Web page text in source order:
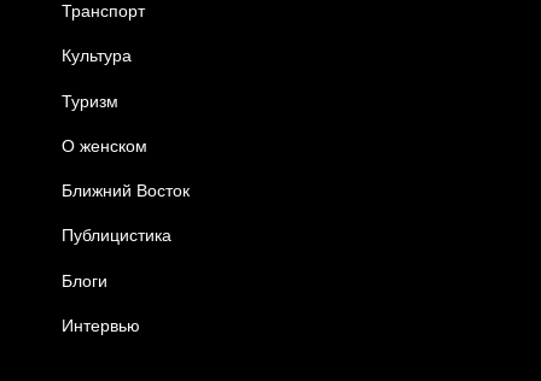
Транспорт
Культура
Туризм
О женском
Ближний Восток
Публицистика
Блоги
Интервью